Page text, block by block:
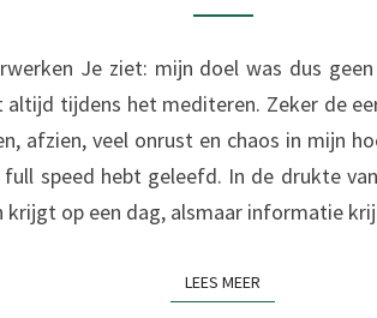
–
Je ziet: mijn doel was dus
altijd tijdens het mediteren. Zeker de
afzien, veel onrust en chaos in mijn
speed hebt geleefd. In de drukte
krijgt op een dag, alsmaar informatie
LEES MEER